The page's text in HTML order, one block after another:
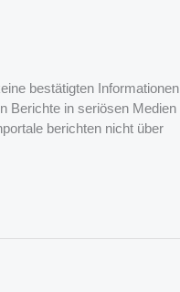
bestätigten Informationen
Berichte in seriösen Medien
berichten nicht über